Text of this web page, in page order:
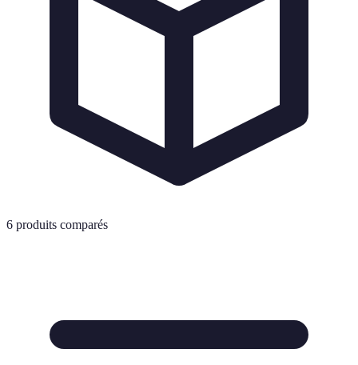
6 produits comparés